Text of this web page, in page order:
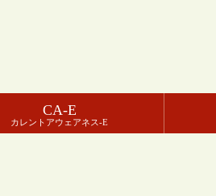
CA-E
カレントアウェアネス-E